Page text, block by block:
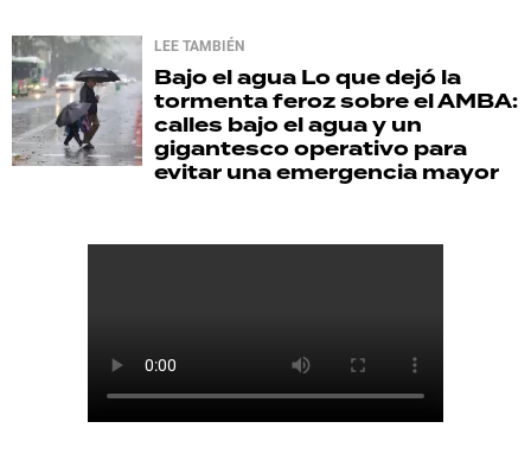
LEE TAMBIÉN
Bajo el agua Lo que dejó la
tormenta feroz sobre el AMBA:
calles bajo el agua y un
gigantesco operativo para
evitar una emergencia mayor